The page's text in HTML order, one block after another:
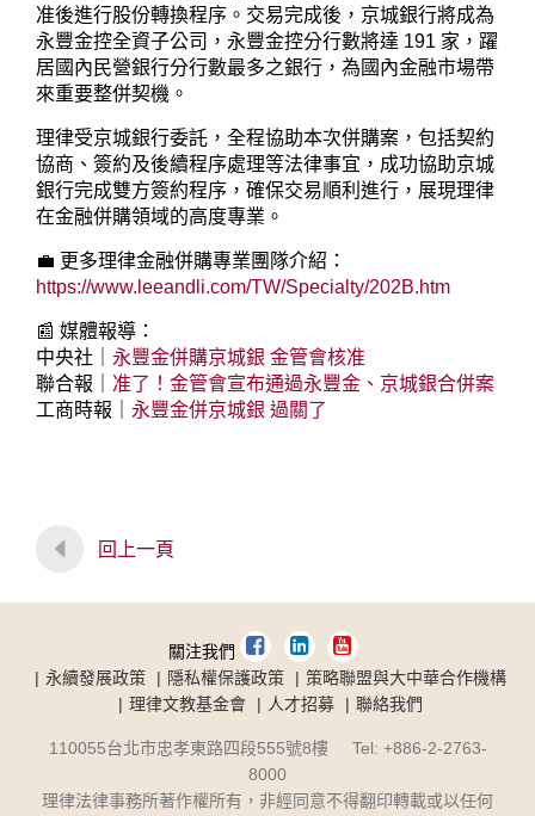
准後進行股份轉換程序。交易完成後，京城銀行將成為
永豐金控全資子公司，永豐金控分行數將達 191 家，躍
居國內民營銀行分行數最多之銀行，為國內金融市場帶
來重要整併契機。
理律受京城銀行委託，全程協助本次併購案，包括契約
協商、簽約及後續程序處理等法律事宜，成功協助京城
銀行完成雙方簽約程序，確保交易順利進行，展現理律
在金融併購領域的高度專業。
💼 更多理律金融併購專業團隊介紹：
https://www.leeandli.com/TW/Specialty/202B.htm
📰 媒體報導：
中央社｜ 永豐金併購京城銀 金管會核准
聯合報｜ 准了！金管會宣布通過永豐金、京城銀合併案
工商時報｜ 永豐金併京城銀 過關了
回上一頁
關注我們
永續發展政策
隱私權保護政策
策略聯盟與大中華合作機構
理律文教基金會
人才招募 聯絡我們
110055台北市忠孝東路四段555號8樓 Tel: +886-2-2763-
8000
理律法律事務所著作權所有，非經同意不得翻印轉載或以任何